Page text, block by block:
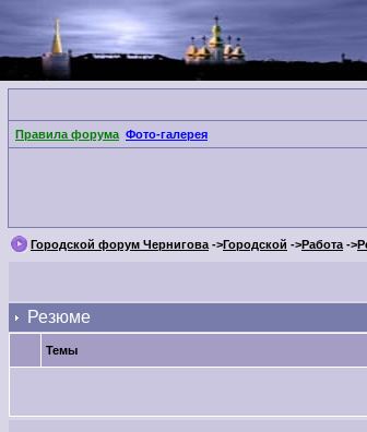
Правила форума Фото-галерея
Городской форум Чернигова ->Городской ->Работа ->
Резюме
Темы